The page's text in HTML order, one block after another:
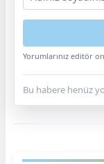
Yorumlarınız editör
Bu habere henüz